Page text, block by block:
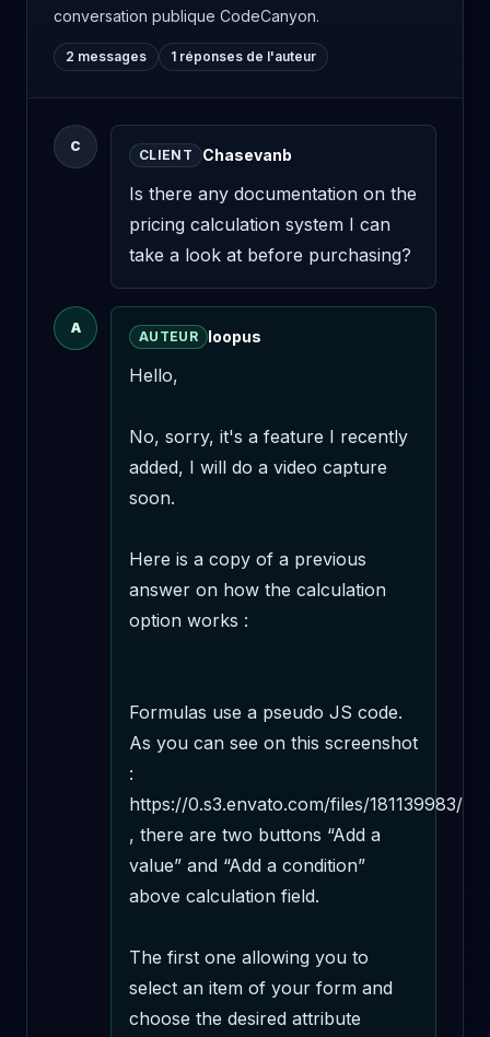
conversation publique CodeCanyon.
2 messages 1 réponses de l'auteur
C
CLIENT Chasevanb
Is there any documentation on the
pricing calculation system I can
take a look at before purchasing?
A
AUTEUR loopus
Hello,
No, sorry, it's a feature I recently
added, I will do a video capture
soon.
Here is a copy of a previous
answer on how the calculation
option works :
Formulas use a pseudo JS code.
As you can see on this screenshot
:
https://0.s3.envato.com/files/181139983/
, there are two buttons “Add a
value” and “Add a condition”
above calculation field.
The first one allowing you to
select an item of your form and
choose the desired attribute